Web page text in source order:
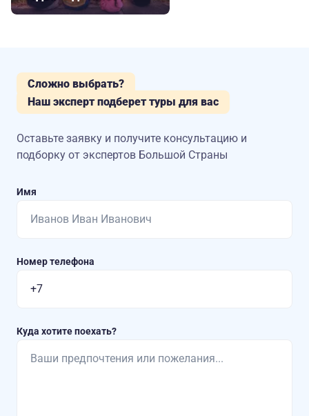
Сложно выбрать?
Наш эксперт подберет туры для вас
Оставьте заявку и получите консультацию и
подборку от экспертов Большой Страны
Имя
Номер телефона
Куда хотите поехать?